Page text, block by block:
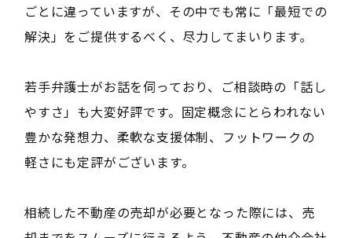
ごとに違っていますが、その中でも常に「最短での
解決」をご提供するべく、尽力してまいります。
若手弁護士がお話を伺っており、ご相談時の「話し
やすさ」も大変好評です。固定概念にとらわれない
豊かな発想力、柔軟な支援体制、フットワークの
軽さにも定評がございます。
相続した不動産の売却が必要となった際には、売